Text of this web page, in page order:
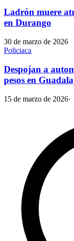
Ladrón muere
en Durango
30 de marzo de 2026
Policiaca
Despojan a
pesos en
15 de marzo de 2026·